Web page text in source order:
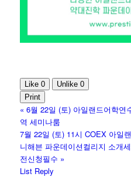
Like 0 Unlike 0
Print
« 6월 22일 (토) 아일랜드어학연
역 세미나룸
7월 22일 (토) 11시 COEX 아일
니해븐 파운데이션컬리지 소개
전신청필수 »
List Reply